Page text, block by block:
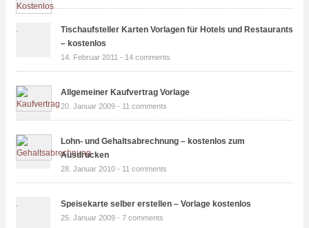
Tischaufsteller Karten Vorlagen für Hotels und Restaurants
– kostenlos
14. Februar 2011 - 14 comments
Allgemeiner Kaufvertrag Vorlage
20. Januar 2009 - 11 comments
Lohn- und Gehaltsabrechnung – kostenlos zum
Ausdrucken
28. Januar 2010 - 11 comments
Speisekarte selber erstellen – Vorlage kostenlos
25. Januar 2009 - 7 comments